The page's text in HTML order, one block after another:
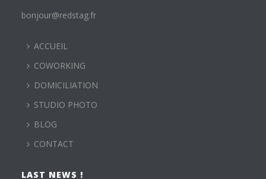
bonjour@redstag.fr
ACCUEIL
COWORKING
DOMICILIATION
STUDIO PHOTO
BLOG
CONTACT
LAST NEWS !